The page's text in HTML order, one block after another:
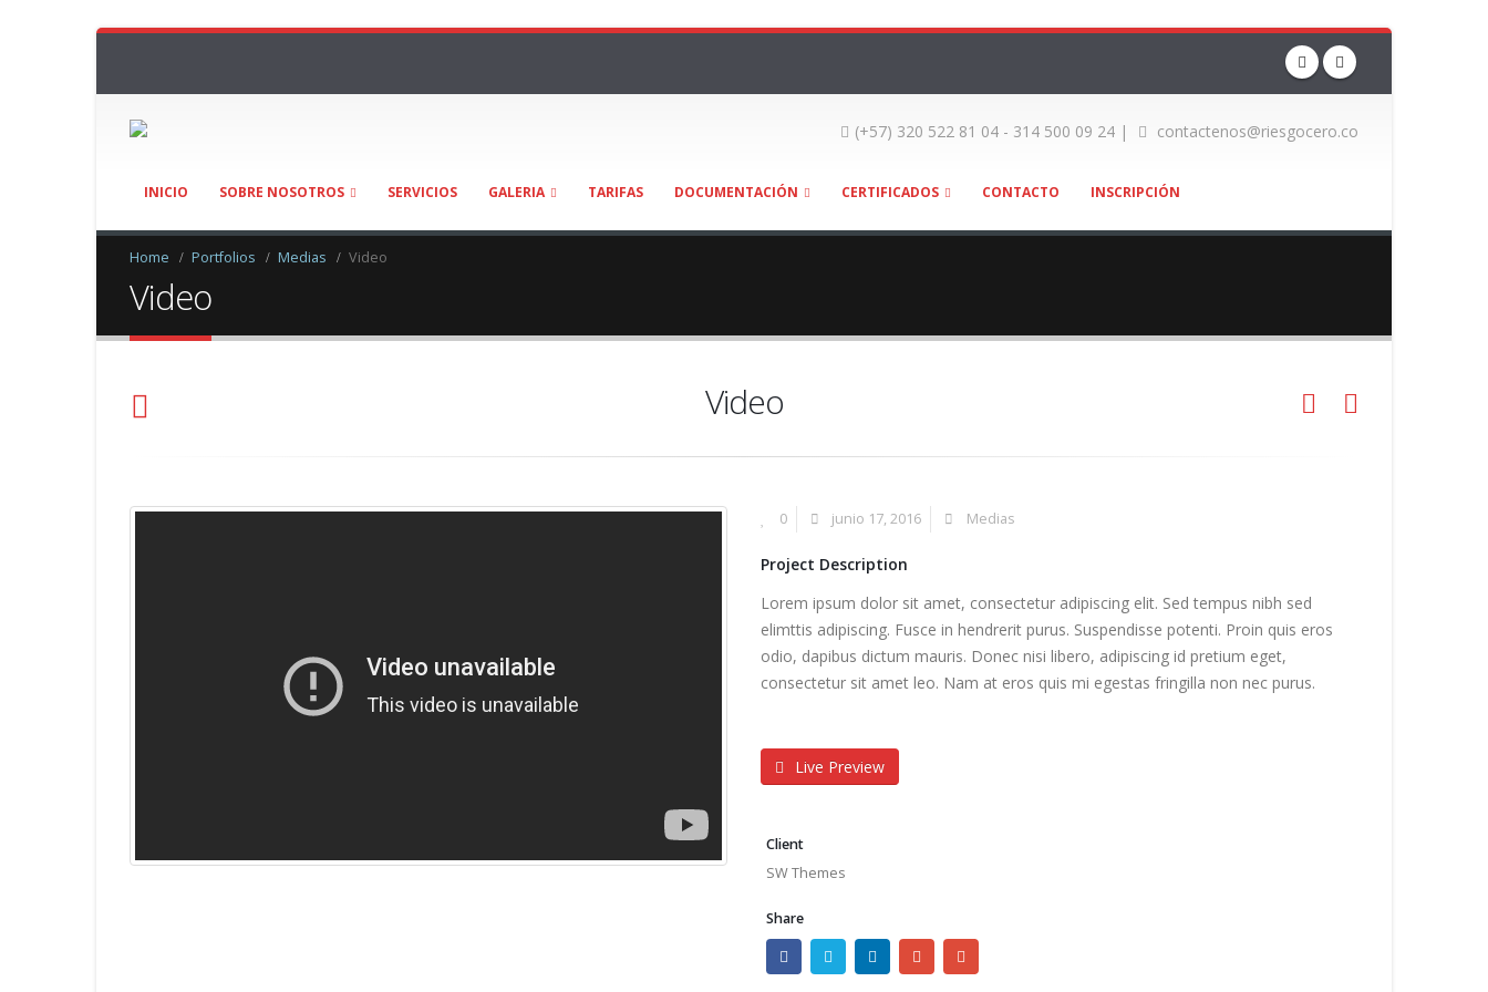
(+57) 320 522 81 04 - 314 500 09 24 | contactenos@riesgocero.co
INICIO SOBRE NOSOTROS SERVICIOS GALERIA TARIFAS DOCUMENTACIÓN CERTIFICADOS CONTACTO INSCRIPCIÓN
Home Portfolios Medias Video
Video
Video
0 junio 17, 2016 Medias
Project Description
Lorem ipsum dolor sit amet, consectetur adipiscing elit. Sed tempus nibh sed
elimttis adipiscing. Fusce in hendrerit purus. Suspendisse potenti. Proin quis eros
odio, dapibus dictum mauris. Donec nisi libero, adipiscing id pretium eget,
consectetur sit amet leo. Nam at eros quis mi egestas fringilla non nec purus.
Live Preview
Client
SW Themes
Share